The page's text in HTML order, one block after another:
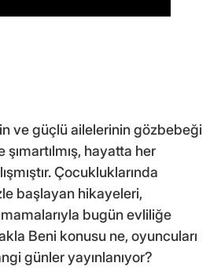
ve güçlü ailelerinin gözbebeği
şımartılmış, hayatta her
Çocukluklarında
başlayan hikayeleri,
bugün evliliğe
Beni konusu ne, oyuncuları
günler yayınlanıyor?